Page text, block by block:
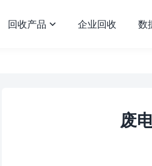
回收产品  企业回收 数
废